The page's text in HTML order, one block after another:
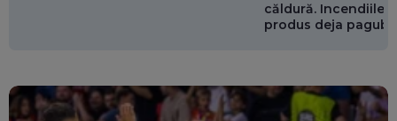
căldură. Incendiile
produs deja